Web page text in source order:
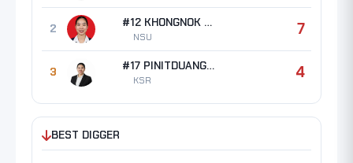
2 #12 KHONGNOK Panthita
NSU 7
3 #17 PINITDUANG Orrasa
KSR 4
BEST DIGGER